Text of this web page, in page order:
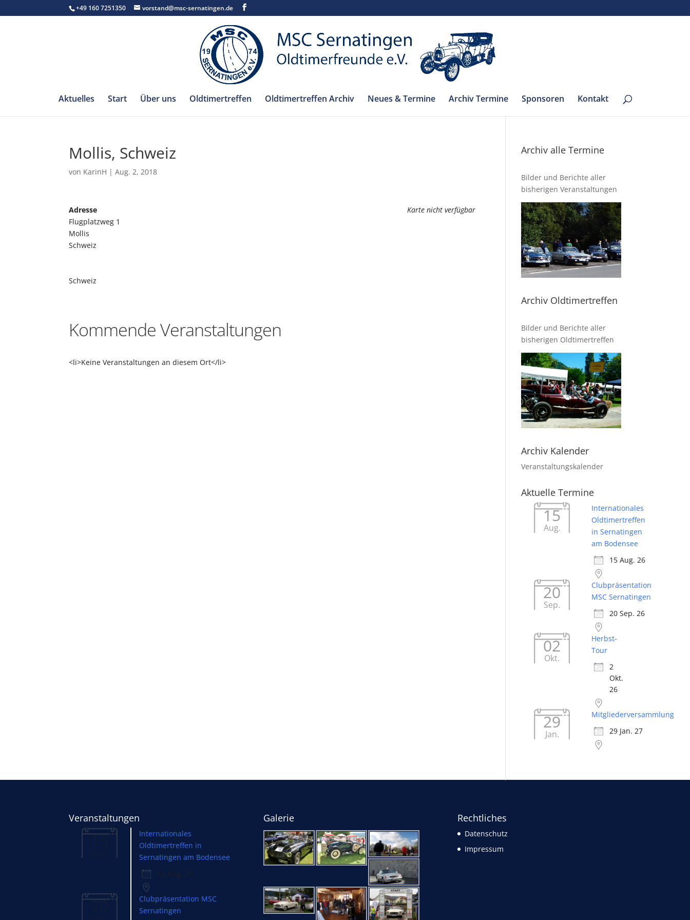
+49 160 7251350 vorstand@msc-sernatingen.de
Aktuelles Start Über uns Oldtimertreffen Oldtimertreffen Archiv Neues & Termine Archiv Termine Sponsoren Kontakt
Mollis, Schweiz
von KarinH |Aug. 2, 2018
Karte nicht verfügbar
Adresse
Flugplatzweg 1
Mollis
Schweiz
Schweiz
Kommende Veranstaltungen
<li>Keine Veranstaltungen an diesem Ort</li>
Archiv alle Termine
Bilder und Berichte aller
bisherigen Veranstaltungen
Archiv Oldtimertreffen
Bilder und Berichte aller
bisherigen Oldtimertreffen
Archiv Kalender
Veranstaltungskalender
Aktuelle Termine
15
Aug.
Internationales
Oldtimertreffen
in Sernatingen
am Bodensee
15 Aug. 26
20
Sep.
Clubpräsentation
MSC Sernatingen
20 Sep. 26
02
Okt.
Herbst-
Tour
2
Okt.
26
29
Jan.
Mitgliederversammlung
29 Jan. 27
Veranstaltungen
15
Internationales
Oldtimertreffen in
Sernatingen am Bodensee
15 Aug. 26
20
Clubpräsentation MSC
Sernatingen
Galerie Rechtliches
Datenschutz
Impressum